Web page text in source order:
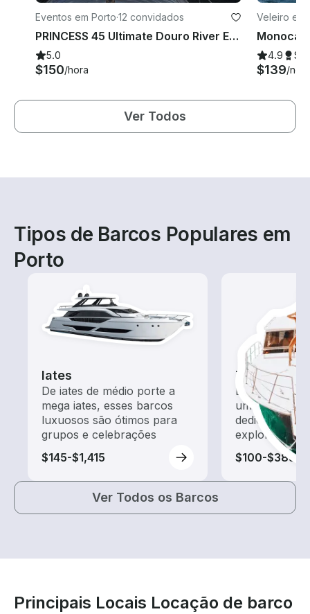
Eventos em Porto·12 convidados
PRINCESS 45 Ultimate Douro River Experience: aluguel de iates de luxo, festas e festas
5.0
$150/hora
Veleiro em
4.9
$139/
Ver Todos
Tipos de Barcos Populares em
Porto
Iates
De iates de médio porte a
mega iates, esses barcos
luxuosos são ótimos para
grupos e celebrações
$145-$1,415
Tours
Explore as
um aluguel
dedicado a
exploração
$100-$385
Ver Todos os Barcos
Principais Locais Locação de barco